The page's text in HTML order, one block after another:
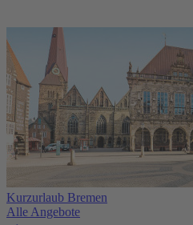
Kurzurlaub Bremen
Alle Angebote